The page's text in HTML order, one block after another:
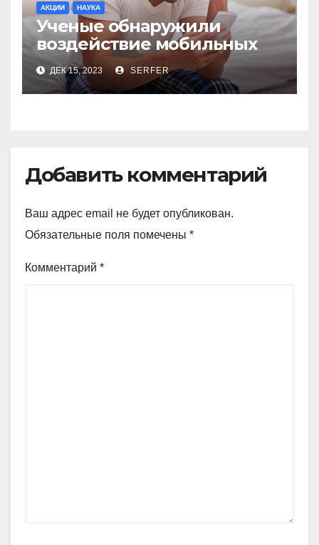
АКЦИИ НАУКА
Ученые обнаружили
воздействие мобильных
телефонов на качество
спермы
ДЕК 15, 2023 SERFER
Добавить комментарий
Ваш адрес email не будет опубликован.
Обязательные поля помечены *
Комментарий *